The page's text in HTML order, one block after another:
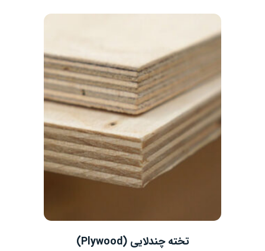
تخته چندلایی (Plywood)